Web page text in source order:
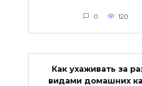
0 120
Как ухаживать за
видами домашних